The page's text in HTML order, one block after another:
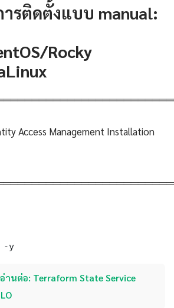
รติดตั้งแบบ manual:
Rocky
Access Management Installation
-y
อ่านต่อ: Terraform State Service